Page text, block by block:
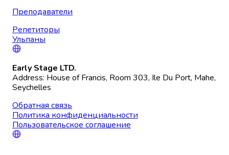
Преподаватели
Репетиторы
Ульпаны
Early Stage LTD.
Address: House of Francis, Room 303, Ile Du Port, Mahe,
Seychelles
Обратная связь
Политика конфиденциальности
Пользовательское соглашение